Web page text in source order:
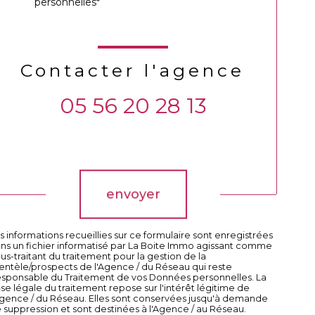
Contacter l'agence
05 56 20 28 13
envoyer
informations recueillies sur ce formulaire sont enregistrées
un fichier informatisé par La Boite Immo agissant comme
traitant du traitement pour la gestion de la
prospects de l'Agence / du Réseau qui reste
du Traitement de vos Données personnelles. La
légale du traitement repose sur l'intérêt légitime de
/ du Réseau. Elles sont conservées jusqu'à demande
suppression et sont destinées à l'Agence / au Réseau.